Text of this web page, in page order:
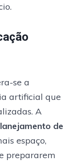
se a
artificial que
A
de
espaço,
prepararem